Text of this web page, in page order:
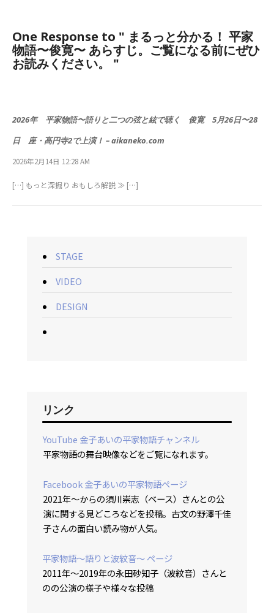
One Response to " まるっと分かる！ 平家
物語〜俊寛〜 あらすじ。ご覧になる前にぜひ
お読みください。 "
2026年 平家物語〜語りと二つの弦と絃で聴く 俊寛 5月26日〜28
日 座・高円寺2で上演！ – aikaneko.com
2026年2月14日 12:28 AM
[…] もっと深掘り おもしろ解説 ≫ […]
STAGE
VIDEO
DESIGN
リンク
YouTube 金子あいの平家物語チャンネル
平家物語の舞台映像などをご覧になれます。
Facebook 金子あいの平家物語ページ
2021年〜からの須川崇志（ベース）さんとの公
演に関する見どころなどを投稿。古文の野澤千佳
子さんの面白い読み物が人気。
平家物語〜語りと波紋音〜 ページ
2011年〜2019年の永田砂知子（波紋音）さんと
のの公演の様子や様々な投稿